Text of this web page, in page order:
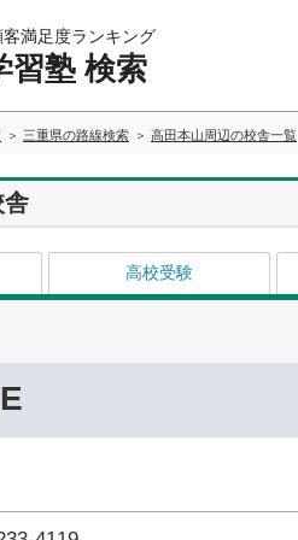
満足度ランキング
習塾 検索
三重県の路線検索 高田本山周辺の校舎一覧
舎
高校受験